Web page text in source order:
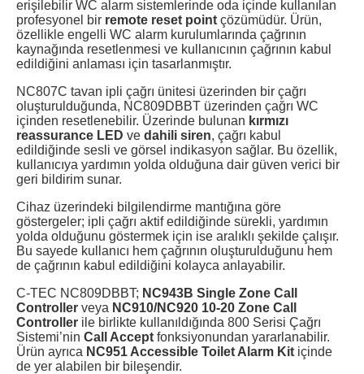
erişilebilir WC alarm sistemlerinde oda içinde kullanılan
profesyonel bir remote reset point çözümüdür. Ürün,
özellikle engelli WC alarm kurulumlarında çağrının
kaynağında resetlenmesi ve kullanıcının çağrının kabul
edildiğini anlaması için tasarlanmıştır.
NC807C tavan ipli çağrı ünitesi üzerinden bir çağrı
oluşturulduğunda, NC809DBBT üzerinden çağrı WC
içinden resetlenebilir. Üzerinde bulunan kırmızı
reassurance LED ve dahili siren, çağrı kabul
edildiğinde sesli ve görsel indikasyon sağlar. Bu özellik,
kullanıcıya yardımın yolda olduğuna dair güven verici bir
geri bildirim sunar.
Cihaz üzerindeki bilgilendirme mantığına göre
göstergeler; ipli çağrı aktif edildiğinde sürekli, yardımın
yolda olduğunu göstermek için ise aralıklı şekilde çalışır.
Bu sayede kullanıcı hem çağrının oluşturulduğunu hem
de çağrının kabul edildiğini kolayca anlayabilir.
C-TEC NC809DBBT; NC943B Single Zone Call
Controller veya NC910/NC920 10-20 Zone Call
Controller ile birlikte kullanıldığında 800 Serisi Çağrı
Sistemi’nin Call Accept fonksiyonundan yararlanabilir.
Ürün ayrıca NC951 Accessible Toilet Alarm Kit içinde
de yer alabilen bir bileşendir.